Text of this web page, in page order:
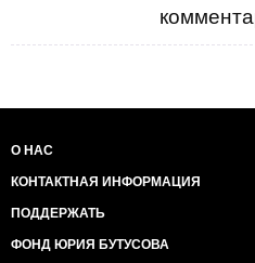
О НАС
КОНТАКТНАЯ ИНФОРМАЦИЯ
ПОДДЕРЖАТЬ
ФОНД ЮРИЯ БУТУСОВА